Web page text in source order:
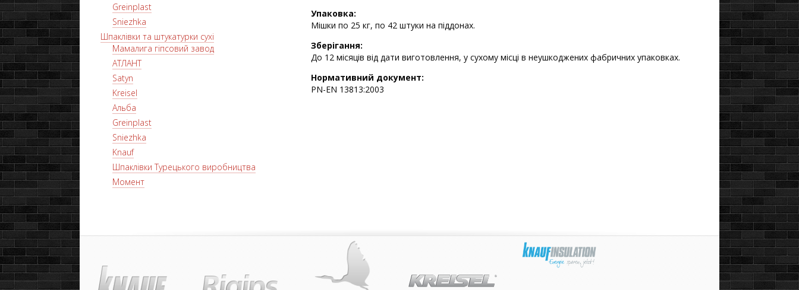
Greinplast
Sniezhka
Шпаклівки та штукатурки сухі
Мамалига гіпсовий завод
АТЛАНТ
Satyn
Kreisel
Альба
Greinplast
Sniezhka
Knauf
Шпаклівки Турецького виробництва
Момент
Упаковка:
Мішки по 25 кг, по 42 штуки на піддонах.
Зберігання:
До 12 місяців від дати виготовлення, у сухому місці в неушкоджених фабричних упаковках.
Нормативний документ:
PN-EN 13813:2003